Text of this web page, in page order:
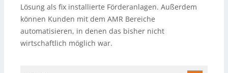
Lösung als fix installierte Förderanlagen. Außerdem
können Kunden mit dem AMR Bereiche
automatisieren, in denen das bisher nicht
wirtschaftlich möglich war.